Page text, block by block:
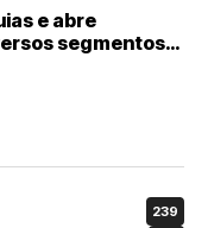
e abre
segmentos
239